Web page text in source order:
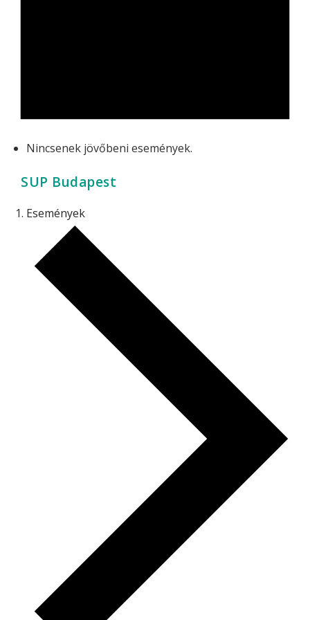
Nincsenek jövőbeni események.
SUP Budapest
Események